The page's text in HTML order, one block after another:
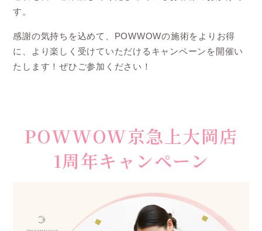
す。
感謝の気持ちを込めて、POWWOWの施術をよりお得
に、より楽しく受けていただけるキャンペーンを開催い
たします！ぜひご参加ください！
POWWOW京急上大岡店
1周年キャンペーン